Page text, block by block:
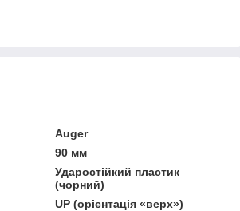
Auger
90 мм
Ударостійкий пластик
(чорний)
UP (орієнтація «верх»)